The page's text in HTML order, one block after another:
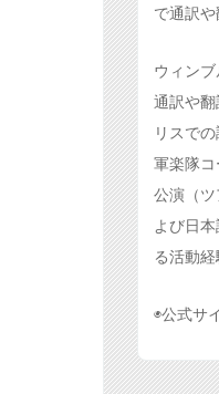
で通訳や
ウィン
通訳や
リスで
軍楽隊
公演（
よび日
る活動経
◉公式サ